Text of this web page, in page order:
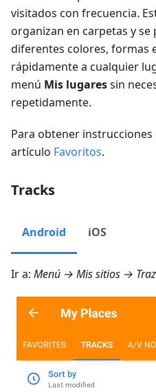
visitados con frecuencia.
organizan en carpetas y
diferentes colores, formas
rápidamente a cualquier
menú Mis lugaressin
repetidamente.
Para obtener
artículo Favoritos.
Tracks
Android iOS
Ir a: Menú → Mis sitios →